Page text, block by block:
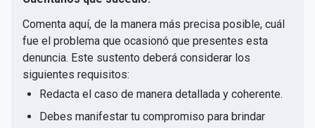
Comenta aquí, de la manera más precisa posible, cuál
fue el problema que ocasionó que presentes esta
denuncia. Este sustento deberá considerar los
siguientes requisitos:
Redacta el caso de manera detallada y coherente.
Debes manifestar tu compromiso para brindar